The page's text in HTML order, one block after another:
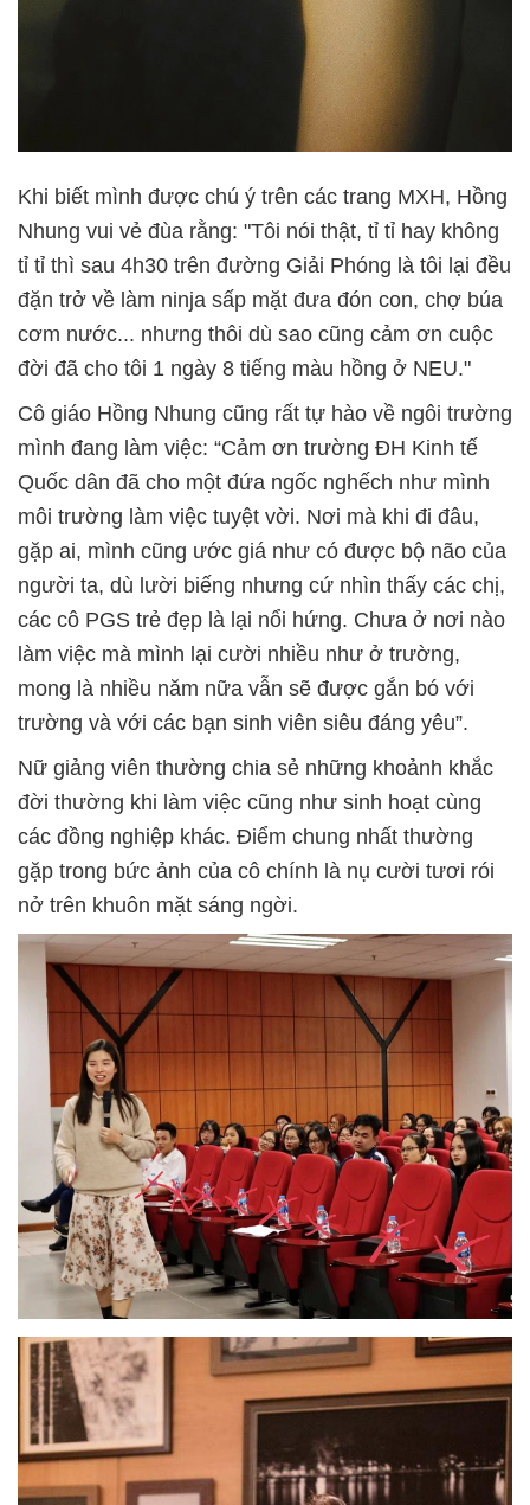
Khi biết mình được chú ý trên các trang MXH, Hồng
Nhung vui vẻ đùa rằng: "Tôi nói thật, tỉ tỉ hay không
tỉ tỉ thì sau 4h30 trên đường Giải Phóng là tôi lại đều
đặn trở về làm ninja sấp mặt đưa đón con, chợ búa
cơm nước... nhưng thôi dù sao cũng cảm ơn cuộc
đời đã cho tôi 1 ngày 8 tiếng màu hồng ở NEU."
Cô giáo Hồng Nhung cũng rất tự hào về ngôi trường
mình đang làm việc: “Cảm ơn trường ĐH Kinh tế
Quốc dân đã cho một đứa ngốc nghếch như mình
môi trường làm việc tuyệt vời. Nơi mà khi đi đâu,
gặp ai, mình cũng ước giá như có được bộ não của
người ta, dù lười biếng nhưng cứ nhìn thấy các chị,
các cô PGS trẻ đẹp là lại nổi hứng. Chưa ở nơi nào
làm việc mà mình lại cười nhiều như ở trường,
mong là nhiều năm nữa vẫn sẽ được gắn bó với
trường và với các bạn sinh viên siêu đáng yêu”.
Nữ giảng viên thường chia sẻ những khoảnh khắc
đời thường khi làm việc cũng như sinh hoạt cùng
các đồng nghiệp khác. Điểm chung nhất thường
gặp trong bức ảnh của cô chính là nụ cười tươi rói
nở trên khuôn mặt sáng ngời.